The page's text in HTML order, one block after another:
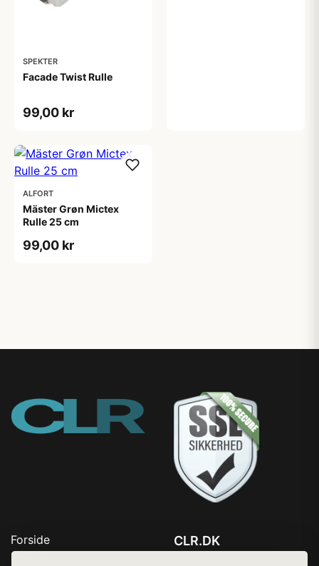
SPEKTER
Facade Twist Rulle
99,00 kr
ALFORT
Mäster Grøn Mictex
Rulle 25 cm
99,00 kr
Forside
Produkter
CLR.DK